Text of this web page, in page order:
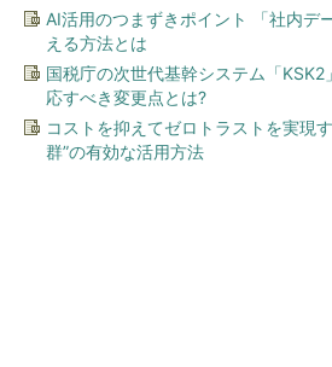
AI活用のつまずきポイント 「社内デ
える方法とは
国税庁の次世代基幹システム「
応すべき変更点とは?
コストを抑えてゼロトラストを実現
群”の有効な活用方法